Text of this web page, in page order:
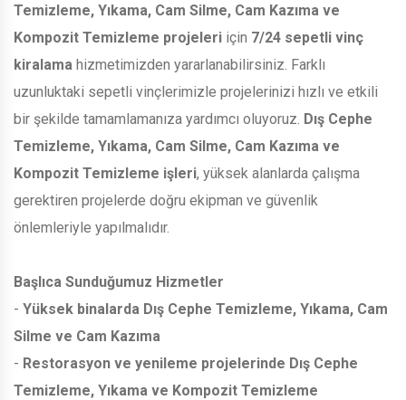
Temizleme, Yıkama, Cam Silme, Cam Kazıma ve
Kompozit Temizleme projeleri için 7/24 sepetli vinç
kiralama hizmetimizden yararlanabilirsiniz. Farklı
uzunluktaki sepetli vinçlerimizle projelerinizi hızlı ve etkili
bir şekilde tamamlamanıza yardımcı oluyoruz. Dış Cephe
Temizleme, Yıkama, Cam Silme, Cam Kazıma ve
Kompozit Temizleme işleri, yüksek alanlarda çalışma
gerektiren projelerde doğru ekipman ve güvenlik
önlemleriyle yapılmalıdır.
Başlıca Sunduğumuz Hizmetler
- Yüksek binalarda Dış Cephe Temizleme, Yıkama, Cam
Silme ve Cam Kazıma
- Restorasyon ve yenileme projelerinde Dış Cephe
Temizleme, Yıkama ve Kompozit Temizleme